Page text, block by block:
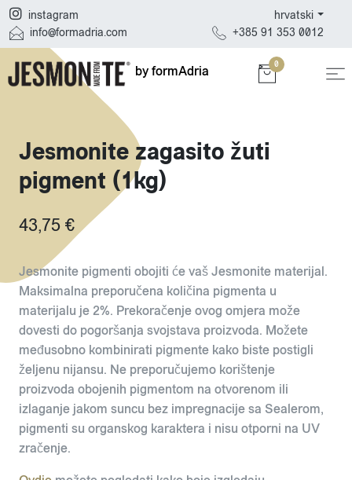
instagram
info@formadria.com
hrvatski
+385 91 353 0012
by formAdria 0
Jesmonite zagasito žuti
pigment (1kg)
43,75 €
Jesmonite pigmenti obojiti će vaš Jesmonite materijal.
Maksimalna preporučena količina pigmenta u
materijalu je 2%. Prekoračenje ovog omjera može
dovesti do pogoršanja svojstava proizvoda. Možete
međusobno kombinirati pigmente kako biste postigli
željenu nijansu. Ne preporučujemo korištenje
proizvoda obojenih pigmentom na otvorenom ili
izlaganje jakom suncu bez impregnacije sa Sealerom,
pigmenti su organskog karaktera i nisu otporni na UV
zračenje.